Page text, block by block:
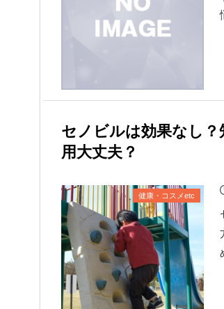
セノビルは効果なし
用大丈夫？
健康・コスメetc